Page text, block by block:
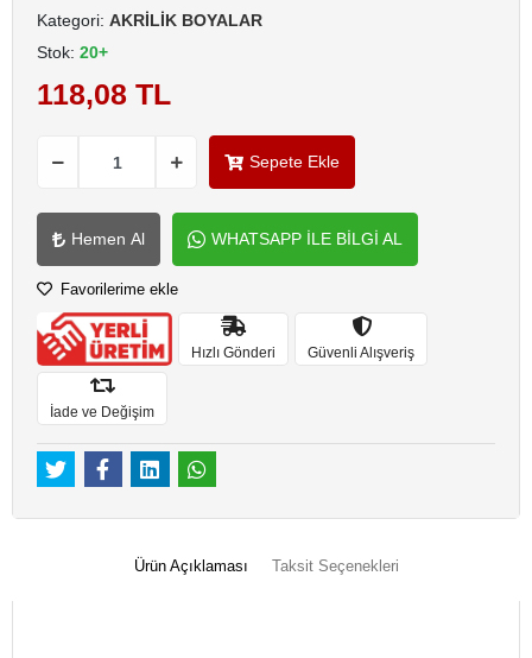
Kategori: AKRİLİK BOYALAR
Stok: 20+
118,08 TL
Sepete Ekle
Hemen Al WHATSAPP İLE BİLGİ AL
Favorilerime ekle
Hızlı Gönderi Güvenli Alışveriş
İade ve Değişim
Ürün Açıklaması Taksit Seçenekleri